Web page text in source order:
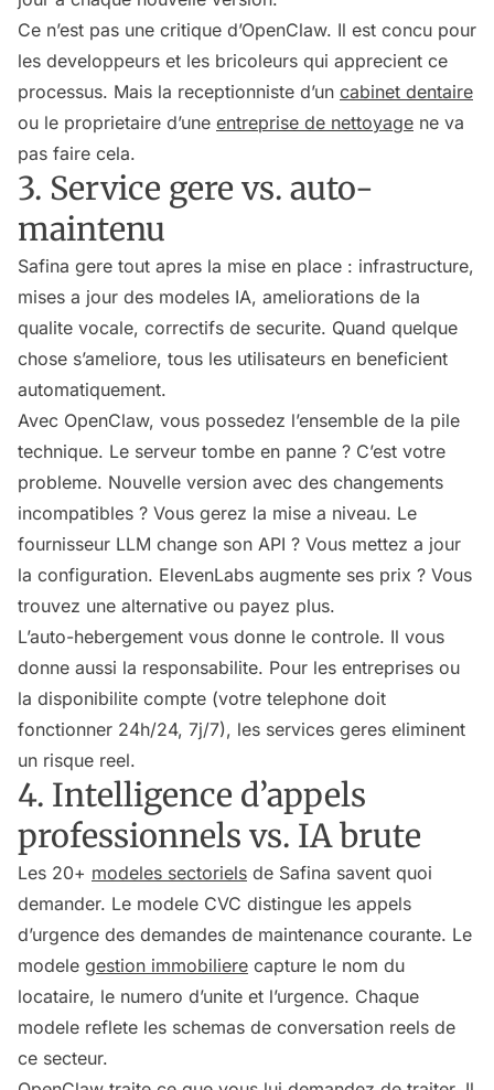
Ce n’est pas une critique d’OpenClaw. Il est concu pour
les developpeurs et les bricoleurs qui apprecient ce
processus. Mais la receptionniste d’un cabinet dentaire
ou le proprietaire d’une entreprise de nettoyage ne va
pas faire cela.
3. Service gere vs. auto-
maintenu
Safina gere tout apres la mise en place : infrastructure,
mises a jour des modeles IA, ameliorations de la
qualite vocale, correctifs de securite. Quand quelque
chose s’ameliore, tous les utilisateurs en beneficient
automatiquement.
Avec OpenClaw, vous possedez l’ensemble de la pile
technique. Le serveur tombe en panne ? C’est votre
probleme. Nouvelle version avec des changements
incompatibles ? Vous gerez la mise a niveau. Le
fournisseur LLM change son API ? Vous mettez a jour
la configuration. ElevenLabs augmente ses prix ? Vous
trouvez une alternative ou payez plus.
L’auto-hebergement vous donne le controle. Il vous
donne aussi la responsabilite. Pour les entreprises ou
la disponibilite compte (votre telephone doit
fonctionner 24h/24, 7j/7), les services geres eliminent
un risque reel.
4. Intelligence d’appels
professionnels vs. IA brute
Les 20+ modeles sectoriels de Safina savent quoi
demander. Le modele CVC distingue les appels
d’urgence des demandes de maintenance courante. Le
modele gestion immobiliere capture le nom du
locataire, le numero d’unite et l’urgence. Chaque
modele reflete les schemas de conversation reels de
ce secteur.